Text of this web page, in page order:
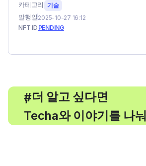
카테고리 기술
발행일 2025-10-27 16:12
NFT ID PENDING
#
, 더 알고 싶다면
Techa와 이야기를 나